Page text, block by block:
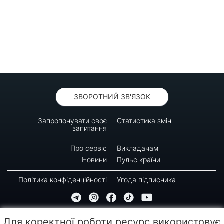
ЗВОРОТНИЙ ЗВ'ЯЗОК
Запропонувати своє
запитання
Статистика змін
Про сервіс
Викладачам
Новини
Пульс країни
Політика конфіденційності Угода підписника